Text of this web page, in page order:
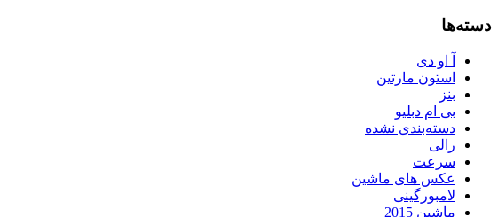
دسته‌ها
آ او دی
استون مارتین
بنز
بی ام دبلیو
دسته‌بندی نشده
رالی
سرعت
عکس های ماشین
لامبورگینی
ماشین 2015